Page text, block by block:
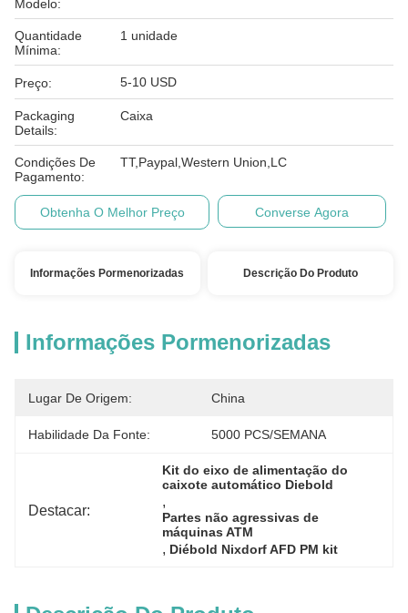
Modelo:
Quantidade
Mínima:
1 unidade
Preço: 5-10 USD
Packaging
Details:
Caixa
Condições De
Pagamento:
TT,Paypal,Western Union,LC
Obtenha O Melhor Preço Converse Agora
Informações Pormenorizadas Descrição Do Produto
Informações Pormenorizadas
Lugar De Origem: China
Habilidade Da Fonte: 5000 PCS/SEMANA
Destacar:
Kit do eixo de alimentação do
caixote automático Diebold
,
Partes não agressivas de
máquinas ATM
, Diébold Nixdorf AFD PM kit